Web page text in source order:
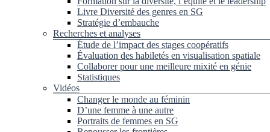
Livre Diversité des genres en SG
Stratégie d’embauche
Recherches et analyses
Étude de l’impact des stages coopératifs
Évaluation des habiletés en visualisation spatiale
Collaborer pour une meilleure mixité en génie
Statistiques
Vidéos
Changer le monde au féminin
D’une femme à une autre
Portraits de femmes en SG